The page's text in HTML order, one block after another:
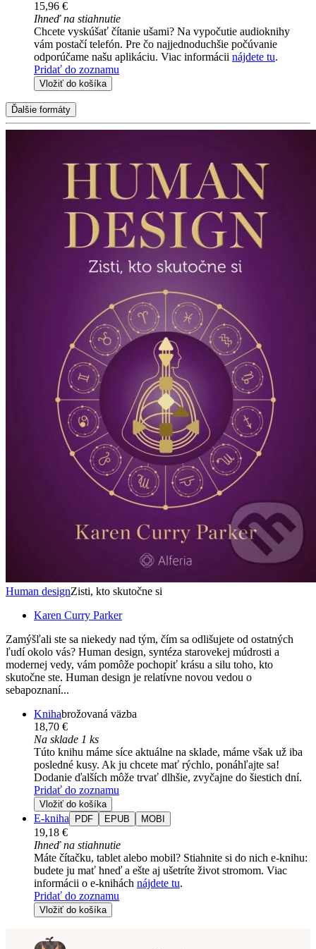
15,96 €
Ihneď na stiahnutie
Chcete vyskúšať čítanie ušami? Na vypočutie audioknihy
vám postačí telefón. Pre čo najjednoduchšie počúvanie
odporúčame našu aplikáciu. Viac informácii nájdete tu.
Pridať do zoznamu
Vložiť do košíka
Ďalšie formáty
Human designZisti, kto skutočne si
Karen Curry Parker
Zamýšľali ste sa niekedy nad tým, čím sa odlišujete od ostatných
ľudí okolo vás? Human design, syntéza starovekej múdrosti a
modernej vedy, vám pomôže pochopiť krásu a silu toho, kto
skutočne ste. Human design je relatívne novou vedou o
sebapoznaní...
Knihabrožovaná väzba
18,70 €
Na sklade 1 ks
Túto knihu máme síce aktuálne na sklade, máme však už iba
posledné kusy. Ak ju chcete mať rýchlo, ponáhľajte sa!
Dodanie ďalších môže trvať dlhšie, zvyčajne do šiestich dní.
Pridať do zoznamu
Vložiť do košíka
E-kniha PDF EPUB MOBI
19,18 €
Ihneď na stiahnutie
Máte čítačku, tablet alebo mobil? Stiahnite si do nich e-knihu:
budete ju mať hneď a ešte aj ušetríte život stromom. Viac
informácii o e-knihách nájdete tu.
Pridať do zoznamu
Vložiť do košíka